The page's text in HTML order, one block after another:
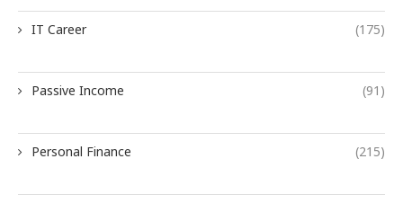
IT Career (175)
Passive Income (91)
Personal Finance (215)